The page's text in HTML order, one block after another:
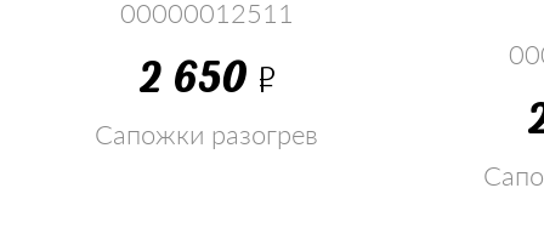
00000012511
2 650 Р
Сапожки разогрев